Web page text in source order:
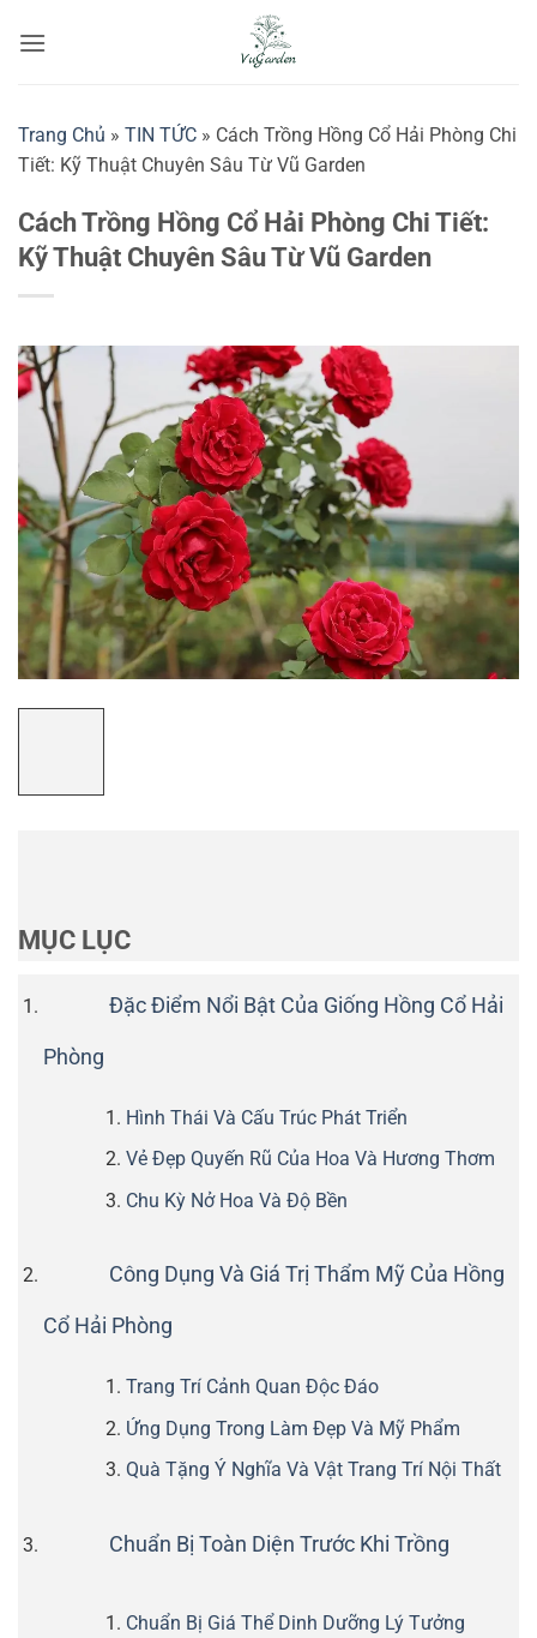
qua
Trang Chủ » TIN TỨC » Cách Trồng Hồng Cổ Hải Phòng Chi
Tiết: Kỹ Thuật Chuyên Sâu Từ Vũ Garden
Cách Trồng Hồng Cổ Hải Phòng Chi Tiết:
Kỹ Thuật Chuyên Sâu Từ Vũ Garden
MỤC LỤC
Đặc Điểm Nổi Bật Của Giống Hồng Cổ Hải
Phòng
Hình Thái Và Cấu Trúc Phát Triển
Vẻ Đẹp Quyến Rũ Của Hoa Và Hương Thơm
Chu Kỳ Nở Hoa Và Độ Bền
Công Dụng Và Giá Trị Thẩm Mỹ Của Hồng
Cổ Hải Phòng
Trang Trí Cảnh Quan Độc Đáo
Ứng Dụng Trong Làm Đẹp Và Mỹ Phẩm
Quà Tặng Ý Nghĩa Và Vật Trang Trí Nội Thất
Chuẩn Bị Toàn Diện Trước Khi Trồng
Chuẩn Bị Giá Thể Dinh Dưỡng Lý Tưởng